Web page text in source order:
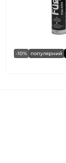
-10% популярний